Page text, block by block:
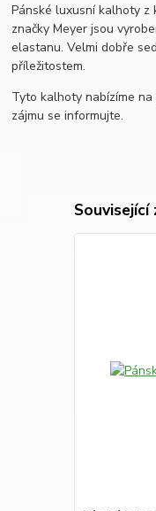
Pánské luxusní kalhoty z
značky Meyer jsou
elastanu. Velmi dobře
příležitostem.
Tyto kalhoty nabízíme
zájmu se informujte.
Související